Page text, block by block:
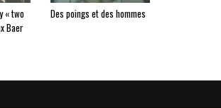
« two
Baer
Des poings et des hommes